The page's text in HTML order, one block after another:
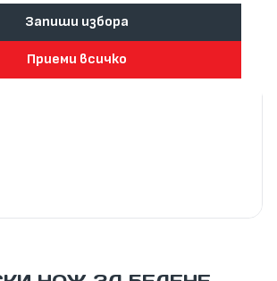
Запиши избора
Приеми всичко